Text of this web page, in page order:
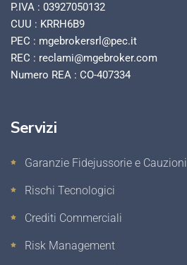
P.IVA : 03927050132
CUU : KRRH6B9
PEC : mgebrokersrl@pec.it
REC : reclami@mgebroker.com
Numero REA : CO-407334
Servizi
Garanzie Fidejussorie e Cauzioni
Rischi Tecnologici
Crediti Commerciali
Risk Management